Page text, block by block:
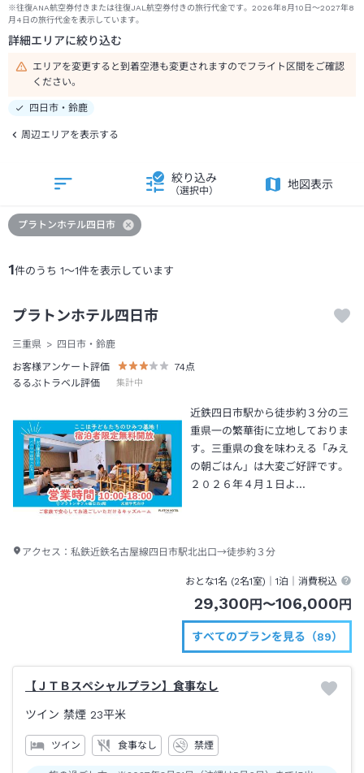
※往復ANA航空券付きまたは往復JAL航空券付きの旅行代金です。2026年8月10日～2027年8
月4日の旅行代金を表示しています。
詳細エリアに絞り込む
エリアを変更すると到着空港も変更されますのでフライト区間をご確認
ください。
四日市・鈴鹿
周辺エリアを表示する
1件のうち 1～1件を表示しています
絞り込み
（選択中）
地図表示
プラトンホテル四日市
プラトンホテル四日市
三重県
四日市・鈴鹿
お客様アンケート評価
74点
るるぶトラベル評価
集計中
近鉄四日市駅から徒歩約３分の三
重県一の繁華街に立地しておりま
す。三重県の食を味わえる「みえ
の朝ごはん」は大変ご好評です。
２０２６年４月１日よ…
アクセス： 私鉄近鉄名古屋線四日市駅北出口→徒歩約３分
おとな1名 (2名1室)｜1泊 ｜消費税込
29,300 円 〜106,000 円
すべてのプランを見る（89）
【ＪＴＢスペシャルプラン】食事なし
ツイン 禁煙 23平米
ツイン 食事なし 禁煙